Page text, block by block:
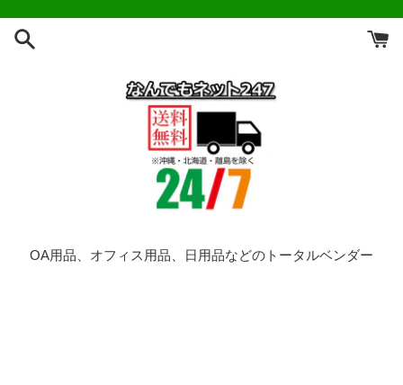
OA用品、オフィス用品、日用品などのトータルベンダー